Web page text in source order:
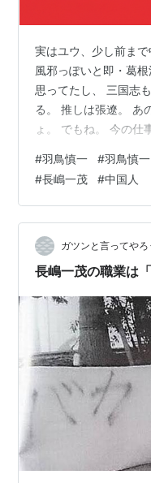
実はユウ、少し前ま
風邪っぽいと即・葛
思ってたし、 三国志
る。 推しは張遼。 あ
ょ。 でもね。 今の仕
当然のように持って
ってレベルのクレー
体感としてそういう
たお客さまだったん
かもだけど、ユウ個人
個人としては、良い
#羽鳥慎一 #羽鳥慎
#長嶋一茂 #中国人
ガツンと言ってやろ
長嶋一茂の職業は